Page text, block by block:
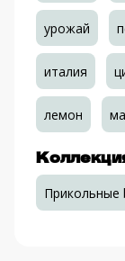
урожай
италия
лемон
Прикольные